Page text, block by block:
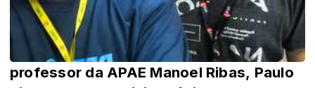
professor da APAE Manoel Ribas, Paulo